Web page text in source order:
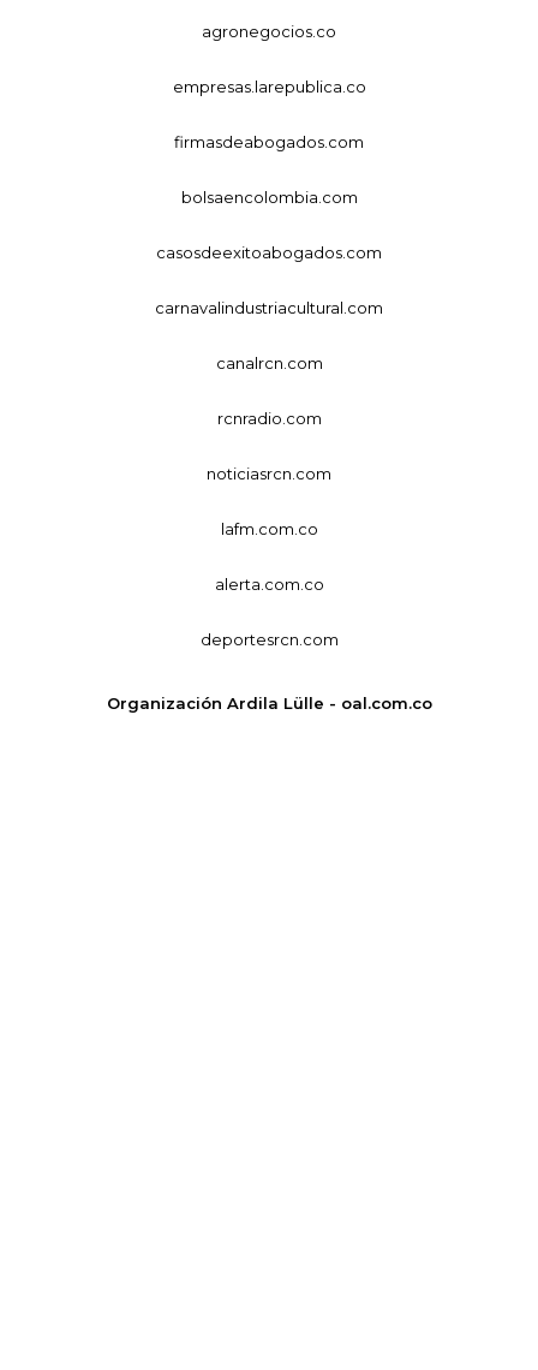
agronegocios.co
empresas.larepublica.co
firmasdeabogados.com
bolsaencolombia.com
casosdeexitoabogados.com
carnavalindustriacultural.com
canalrcn.com
rcnradio.com
noticiasrcn.com
lafm.com.co
alerta.com.co
deportesrcn.com
Organización Ardila Lülle - oal.com.co